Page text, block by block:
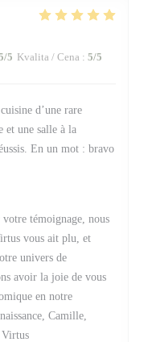
/5 Kvalita / Cena : 5/5
d’une rare
et une salle à la
En un mot : bravo
témoignage, nous
vous ait plu, et
univers de
avoir la joie de vous
en notre
Camille,
Virtus